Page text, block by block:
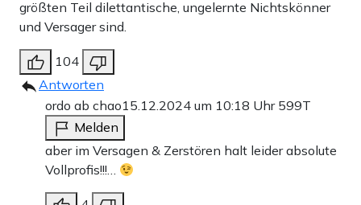
größten Teil dilettantische, ungelernte Nichtskönner
und Versager sind.
104
Antworten
ordo ab chao15.12.2024 um 10:18 Uhr 599T
Melden
aber im Versagen & Zerstören halt leider absolute
Vollprofis!!!…